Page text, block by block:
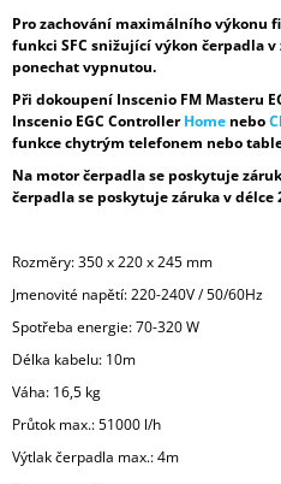
Pro zachování maximálního výkonu
funkci SFC snižující výkon čerpadla
ponechat vypnutou.
Při dokoupení Inscenio FM Masteru
Inscenio EGC Controller Home nebo
funkce chytrým telefonem nebo
Na motor čerpadla se poskytuje
čerpadla se poskytuje záruka v délce
Rozměry: 350 x 220 x 245 mm
Jmenovité napětí: 220-240V / 50/60Hz
Spotřeba energie: 70-320 W
Délka kabelu: 10m
Váha: 16,5 kg
Průtok max.: 51000 l/h
Výtlak čerpadla max.: 4m